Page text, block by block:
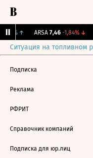
↑ ARSA 7,46 -1,84%↓
Ситуация на топливном
Подписка
Реклама
РФРИТ
Справочник компаний
Подписка для юр.лиц